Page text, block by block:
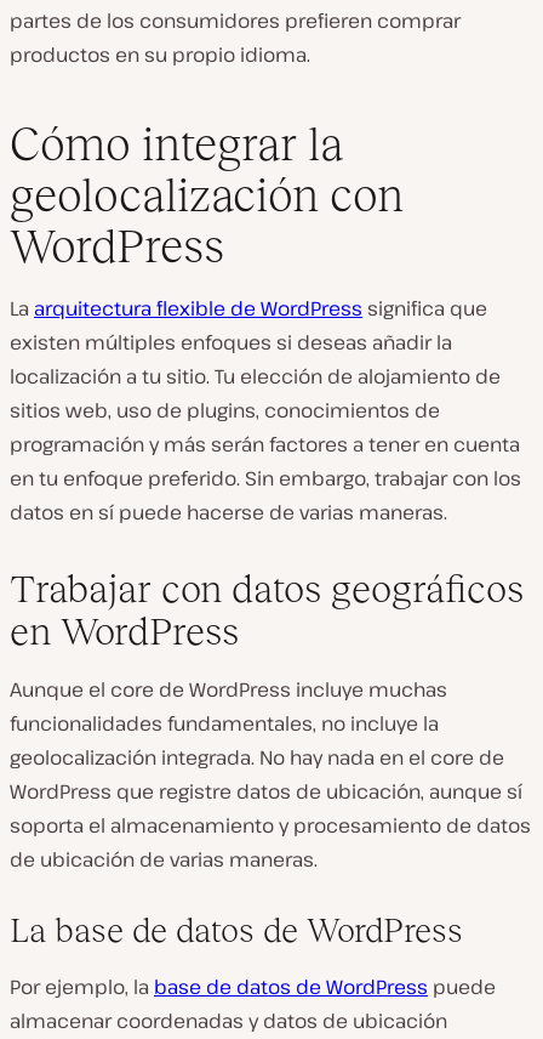
partes de los consumidores prefieren comprar
productos en su propio idioma.
Cómo integrar la
geolocalización con
WordPress
La arquitectura flexible de WordPress significa que
existen múltiples enfoques si deseas añadir la
localización a tu sitio. Tu elección de alojamiento de
sitios web, uso de plugins, conocimientos de
programación y más serán factores a tener en cuenta
en tu enfoque preferido. Sin embargo, trabajar con los
datos en sí puede hacerse de varias maneras.
Trabajar con datos geográficos
en WordPress
Aunque el core de WordPress incluye muchas
funcionalidades fundamentales, no incluye la
geolocalización integrada. No hay nada en el core de
WordPress que registre datos de ubicación, aunque sí
soporta el almacenamiento y procesamiento de datos
de ubicación de varias maneras.
La base de datos de WordPress
Por ejemplo, la base de datos de WordPress puede
almacenar coordenadas y datos de ubicación